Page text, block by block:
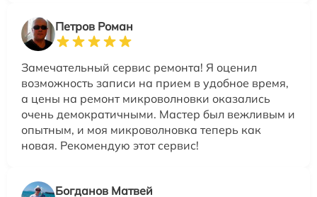
Петров Роман
Замечательный сервис ремонта! Я оценил
возможность записи на прием в удобное время,
а цены на ремонт микроволновки оказались
очень демократичными. Мастер был вежливым и
опытным, и моя микроволновка теперь как
новая. Рекомендую этот сервис!
Богданов Матвей